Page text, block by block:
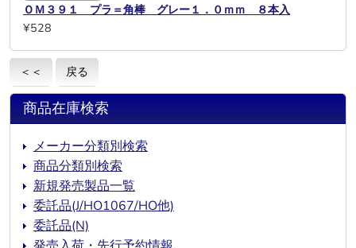
ＯＭ３９１ プラ＝角棒 グレー１．０ｍｍ ８本入
¥528
＜＜ 戻る
商品在庫検索
メーカー分類別検索
商品分類別検索
新規発売製品一覧
委託品(J/HO1067/HO他)
委託品(N)